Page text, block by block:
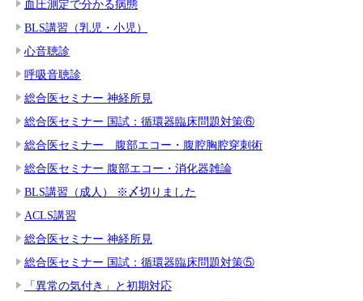
血圧測定で分かる病態
BLS講習（乳児・小児）
心音聴診
呼吸音聴診
総合医セミナー 神経所見
総合医セミナー 国試：循環器臨床問題対策⑥
総合医セミナー 腹部エコー・腹腔胸腔穿刺術
総合医セミナー 腹部エコー・消化器雑論
BLS講習（成人） ※〆切りました
ACLS講習
総合医セミナー 神経所見
総合医セミナー 国試：循環器臨床問題対策⑤
「異常の気付き」と初期対応